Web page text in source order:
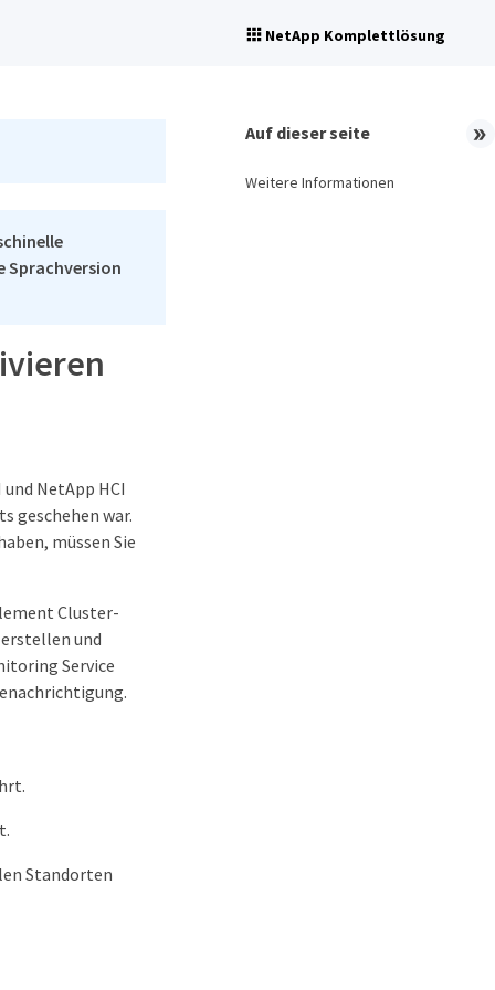
NetApp Komplettlösung
Sprachversion
NetApp HCI
geschehen war.
müssen Sie
Cluster-
und
Service
Standorten
Auf dieser seite
Weitere Informationen